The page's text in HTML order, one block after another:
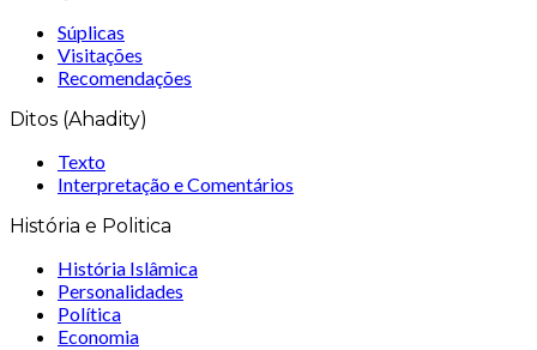
Súplicas
Visitações
Recomendações
Ditos (Ahadity)
Texto
Interpretação e Comentários
História e Politica
História Islâmica
Personalidades
Política
Economia